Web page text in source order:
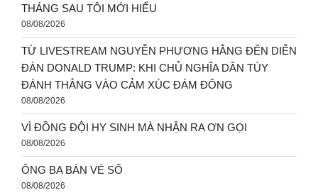
THÁNG SAU TÔI MỚI HIỂU
08/08/2026
TỪ LIVESTREAM NGUYỄN PHƯƠNG HẰNG ĐẾN DIỄN
ĐÀN DONALD TRUMP: KHI CHỦ NGHĨA DÂN TÚY
ĐÁNH THẲNG VÀO CẢM XÚC ĐÁM ĐÔNG
08/08/2026
VÌ ĐỒNG ĐỘI HY SINH MÀ NHẬN RA ƠN GỌI
08/08/2026
ÔNG BA BÁN VÉ SỐ
08/08/2026